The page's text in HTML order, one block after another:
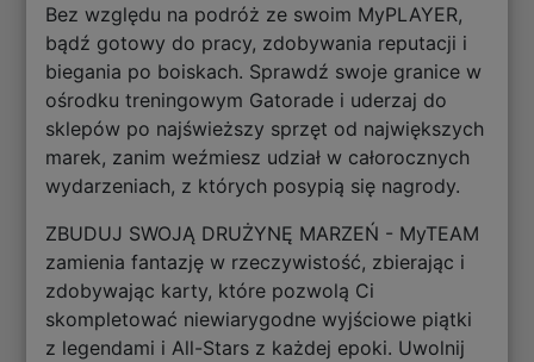
Bez względu na podróż ze swoim MyPLAYER,
bądź gotowy do pracy, zdobywania reputacji i
biegania po boiskach. Sprawdź swoje granice w
ośrodku treningowym Gatorade i uderzaj do
sklepów po najświeższy sprzęt od największych
marek, zanim weźmiesz udział w całorocznych
wydarzeniach, z których posypią się nagrody.
ZBUDUJ SWOJĄ DRUŻYNĘ MARZEŃ - MyTEAM
zamienia fantazję w rzeczywistość, zbierając i
zdobywając karty, które pozwolą Ci
skompletować niewiarygodne wyjściowe piątki
z legendami i All-Stars z każdej epoki. Uwolnij